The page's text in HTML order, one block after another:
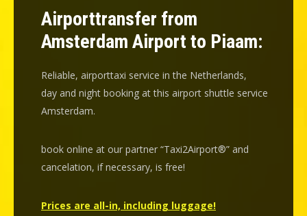
Airporttransfer from
Amsterdam Airport to Piaam:
Reliable, airporttaxi service in the Netherlands,
day and night booking at this airport shuttle service
Amsterdam.
book online at our partner “Taxi2Airport®” and
cancelation, if necessary, is free!
Prices are all-in, including luggage!